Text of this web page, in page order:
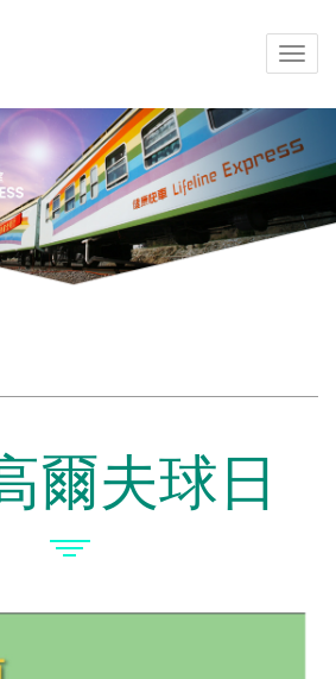
爾夫球日